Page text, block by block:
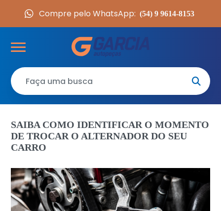
Compre pelo WhatsApp: (54) 9 9614-8153
SAIBA COMO IDENTIFICAR O MOMENTO
DE TROCAR O ALTERNADOR DO SEU
CARRO